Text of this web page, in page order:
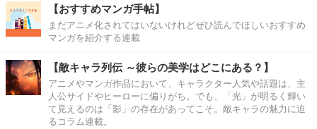
【おすすめマンガ手帖】
まだアニメ化されてはいないけれどぜひ読んでほしいおすすめ
マンガを紹介する連載
【敵キャラ列伝 ～彼らの美学はどこにある？】
アニメやマンガ作品において、キャラクター人気や話題は、主
人公サイドやヒーローに偏りがち。でも、「光」が明るく輝い
て見えるのは「影」の存在があってこそ。敵キャラの魅力に迫
るコラム連載。